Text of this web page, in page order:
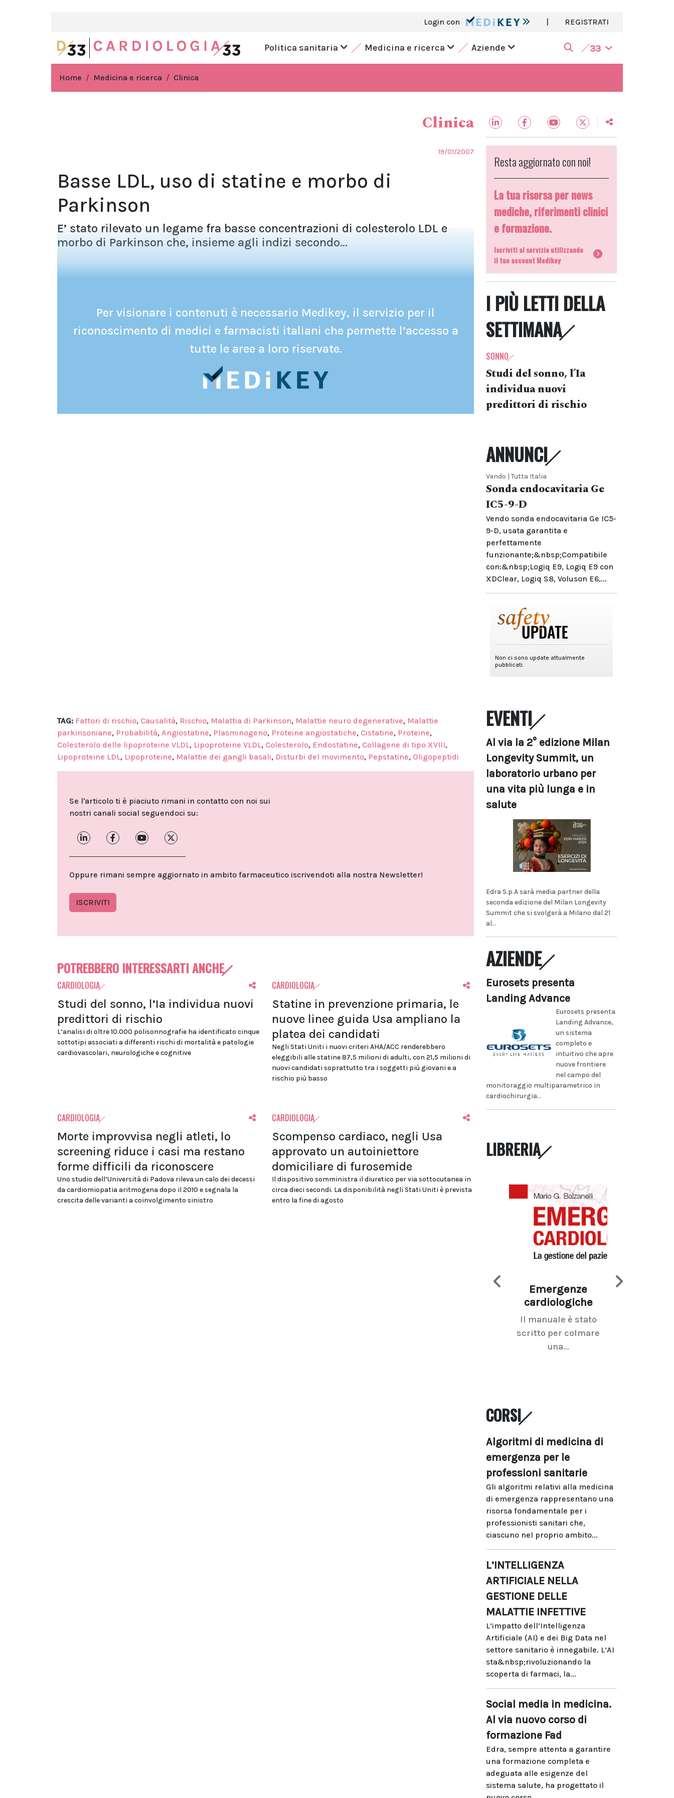
Login con | REGISTRATI
Politica sanitaria Medicina e ricerca Aziende 33
Home Medicina e ricerca Clinica
Clinica
19/01/2007
Basse LDL, uso di statine e morbo di
Parkinson
E’ stato rilevato un legame fra basse concentrazioni di colesterolo LDL e
morbo di Parkinson che, insieme agli indizi secondo...
Per visionare i contenuti è necessario Medikey, il servizio per il
riconoscimento di medici e farmacisti italiani che permette l’accesso a
tutte le aree a loro riservate.
TAG: Fattori di rischio, Causalità, Rischio, Malattia di Parkinson, Malattie neuro degenerative, Malattie
parkinsoniane, Probabilità, Angiostatine, Plasminogeno, Proteine angiostatiche, Cistatine, Proteine,
Colesterolo delle lipoproteine VLDL, Lipoproteine VLDL, Colesterolo, Endostatine, Collagene di tipo XVIII,
Lipoproteine LDL, Lipoproteine, Malattie dei gangli basali, Disturbi del movimento, Pepstatine, Oligopeptidi
Se l'articolo ti è piaciuto rimani in contatto con noi sui
nostri canali social seguendoci su:
Oppure rimani sempre aggiornato in ambito farmaceutico iscrivendoti alla nostra Newsletter!
ISCRIVITI
POTREBBERO INTERESSARTI ANCHE
CARDIOLOGIA
Studi del sonno, l’Ia individua nuovi
predittori di rischio
L’analisi di oltre 10.000 polisonnografie ha identificato cinque
sottotipi associati a differenti rischi di mortalità e patologie
cardiovascolari, neurologiche e cognitive
CARDIOLOGIA
Statine in prevenzione primaria, le
nuove linee guida Usa ampliano la
platea dei candidati
Negli Stati Uniti i nuovi criteri AHA/ACC renderebbero
eleggibili alle statine 87,5 milioni di adulti, con 21,5 milioni di
nuovi candidati soprattutto tra i soggetti più giovani e a
rischio più basso
CARDIOLOGIA
Morte improvvisa negli atleti, lo
screening riduce i casi ma restano
forme difficili da riconoscere
Uno studio dell’Università di Padova rileva un calo dei decessi
da cardiomiopatia aritmogena dopo il 2010 e segnala la
crescita delle varianti a coinvolgimento sinistro
CARDIOLOGIA
Scompenso cardiaco, negli Usa
approvato un autoiniettore
domiciliare di furosemide
Il dispositivo somministra il diuretico per via sottocutanea in
circa dieci secondi. La disponibilità negli Stati Uniti è prevista
entro la fine di agosto
Resta aggiornato con noi!
La tua risorsa per news
mediche, riferimenti clinici
e formazione.
Iscriviti al servizio utilizzando
il tuo account Medikey
I PIÙ LETTI DELLA
SETTIMANA
SONNO
Studi del sonno, l’Ia
individua nuovi
predittori di rischio
ANNUNCI
Vendo | Tutta Italia
Sonda endocavitaria Ge
IC5-9-D
Vendo sonda endocavitaria Ge IC5-
9-D, usata garantita e
perfettamente
funzionante;&nbsp;Compatibile
con:&nbsp;Logiq E9, Logiq E9 con
XDClear, Logiq S8, Voluson E6,...
EVENTI
Al via la 2° edizione Milan
Longevity Summit, un
laboratorio urbano per
una vita più lunga e in
salute
Edra S.p.A sarà media partner della
seconda edizione del Milan Longevity
Summit che si svolgerà a Milano dal 21
al...
AZIENDE
Eurosets presenta
Landing Advance
Eurosets presenta
Landing Advance,
un sistema
completo e
intuitivo che apre
nuove frontiere
nel campo del
monitoraggio multiparametrico in
cardiochirurgia...
LIBRERIA
Emergenze
cardiologiche
Il manuale è stato
scritto per colmare
una...
CORSI
Algoritmi di medicina di
emergenza per le
professioni sanitarie
Gli algoritmi relativi alla medicina
di emergenza rappresentano una
risorsa fondamentale per i
professionisti sanitari che,
ciascuno nel proprio ambito...
L’INTELLIGENZA
ARTIFICIALE NELLA
GESTIONE DELLE
MALATTIE INFETTIVE
L’impatto dell’Intelligenza
Artificiale (AI) e dei Big Data nel
settore sanitario è innegabile. L’AI
sta&nbsp;rivoluzionando la
scoperta di farmaci, la...
Social media in medicina.
Al via nuovo corso di
formazione Fad
Edra, sempre attenta a garantire
una formazione completa e
adeguata alle esigenze del
sistema salute, ha progettato il